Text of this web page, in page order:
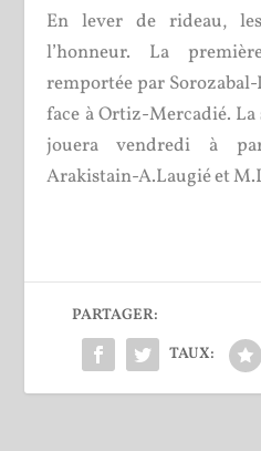
En lever de rideau,
l’honneur. La
remportée par Sorozabal-
face à Ortiz-Mercadié.
jouera vendredi à
Arakistain-A.Laugié et
PARTAGER:
TAUX: